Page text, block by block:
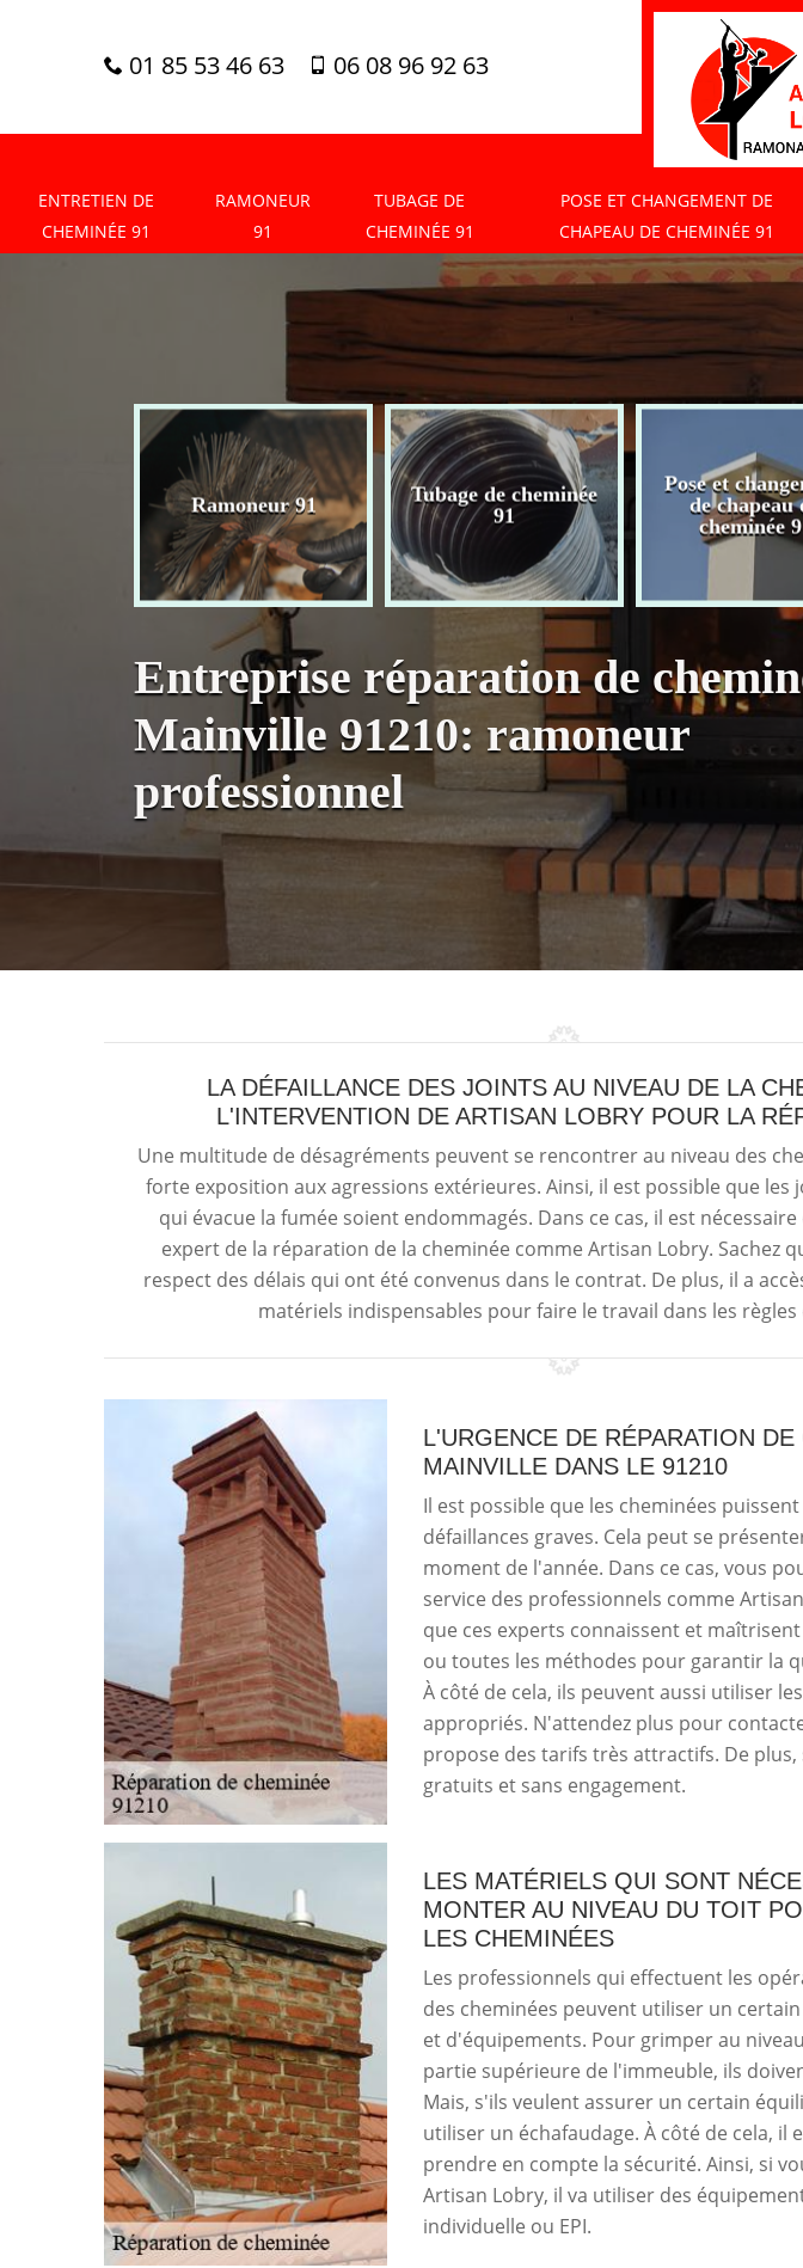
01 85 53 46 63 06 08 96 92 63
ENTRETIEN DE
CHEMINÉE 91
RAMONEUR
91
TUBAGE DE
CHEMINÉE 91
POSE ET CHANGEMENT DE
CHAPEAU DE CHEMINÉE 91
Ramoneur 91
Tubage de cheminée
91
Pose et
de chapeau
cheminée
Entreprise réparation de
Mainville 91210: ramoneur
professionnel
LA DÉFAILLANCE DES JOINTS AU NIVEAU DE LA
L'INTERVENTION DE ARTISAN LOBRY POUR LA
Une multitude de désagréments peuvent se rencontrer au niveau des
forte exposition aux agressions extérieures. Ainsi, il est possible que les
qui évacue la fumée soient endommagés. Dans ce cas, il est
expert de la réparation de la cheminée comme Artisan Lobry. Sachez
respect des délais qui ont été convenus dans le contrat. De plus, il a
matériels indispensables pour faire le travail dans les règles
L'URGENCE DE RÉPARATION
MAINVILLE DANS LE 91210
Il est possible que les cheminées
défaillances graves. Cela peut se
moment de l'année. Dans ce cas, vous
service des professionnels comme
que ces experts connaissent et
ou toutes les méthodes pour garantir la
À côté de cela, ils peuvent aussi utiliser
appropriés. N'attendez plus pour
propose des tarifs très attractifs. De plus,
gratuits et sans engagement.
LES MATÉRIELS QUI SONT
MONTER AU NIVEAU DU TOIT
LES CHEMINÉES
Les professionnels qui effectuent les
des cheminées peuvent utiliser un
et d'équipements. Pour grimper au
partie supérieure de l'immeuble, ils
Mais, s'ils veulent assurer un certain
utiliser un échafaudage. À côté de cela, il
prendre en compte la sécurité. Ainsi, si
Artisan Lobry, il va utiliser des
individuelle ou EPI.